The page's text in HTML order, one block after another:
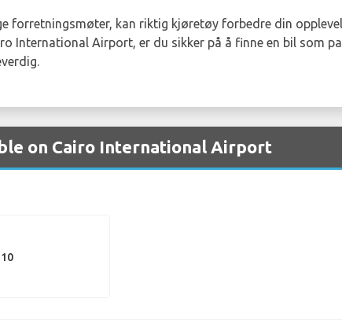
forretningsmøter, kan riktig kjøretøy forbedre din
International Airport, er du sikker på å finne en bil som
on Cairo International Airport